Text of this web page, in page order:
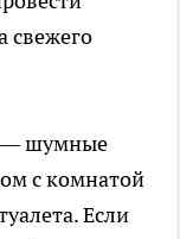
свежего
шумные
с комнатой
Если